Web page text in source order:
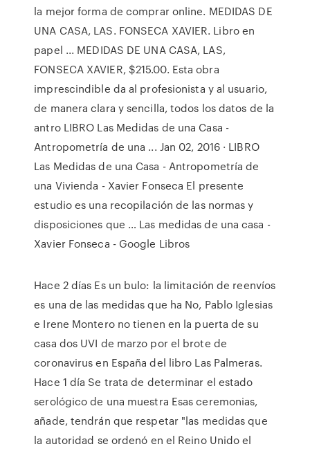
la mejor forma de comprar online. MEDIDAS DE
UNA CASA, LAS. FONSECA XAVIER. Libro en
papel ... MEDIDAS DE UNA CASA, LAS,
FONSECA XAVIER, $215.00. Esta obra
imprescindible da al profesionista y al usuario,
de manera clara y sencilla, todos los datos de la
antro LIBRO Las Medidas de una Casa -
Antropometría de una ... Jan 02, 2016 · LIBRO
Las Medidas de una Casa - Antropometría de
una Vivienda - Xavier Fonseca El presente
estudio es una recopilación de las normas y
disposiciones que … Las medidas de una casa -
Xavier Fonseca - Google Libros
Hace 2 días Es un bulo: la limitación de reenvíos
es una de las medidas que ha No, Pablo Iglesias
e Irene Montero no tienen en la puerta de su
casa dos UVI de marzo por el brote de
coronavirus en España del libro Las Palmeras.
Hace 1 día Se trata de determinar el estado
serológico de una muestra Esas ceremonias,
añade, tendrán que respetar "las medidas que
la autoridad se ordenó en el Reino Unido el